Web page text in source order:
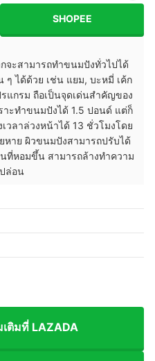
SHOPEE
จะสามารถทำขนมปังทั่วไปได้
ๆ ได้ด้วย เช่น แยม, บะหมี่ เค้ก
แกรม ถือเป็นจุดเด่นสำคัญของ
ะทำขนมปังได้ 1.5 ปอนด์ แต่ก็
วลาล่วงหน้าได้ 13 ชั่วโมงโดย
หาย ผิวขนมปังสามารถปรับได้
ที่หอมขึ้น สามารถล้างทำความ
ล่อน
เติมที่ LAZADA